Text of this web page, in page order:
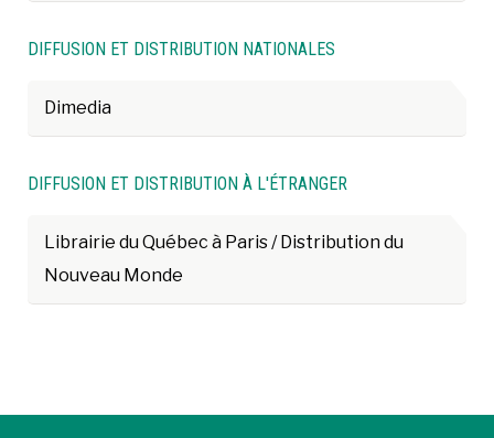
DIFFUSION ET DISTRIBUTION NATIONALES
Dimedia
DIFFUSION ET DISTRIBUTION À L'ÉTRANGER
Librairie du Québec à Paris / Distribution du
Nouveau Monde